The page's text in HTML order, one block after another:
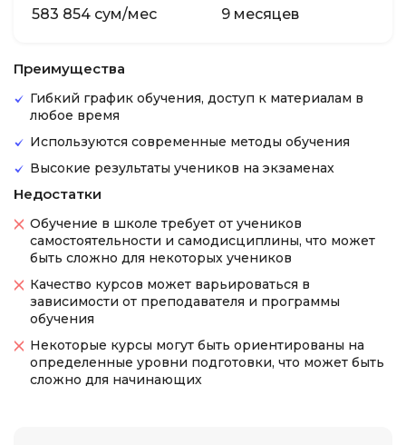
583 854 сум/мес 9 месяцев
Преимущества
Гибкий график обучения, доступ к материалам в
любое время
Используются современные методы обучения
Высокие результаты учеников на экзаменах
Недостатки
Обучение в школе требует от учеников
самостоятельности и самодисциплины, что может
быть сложно для некоторых учеников
Качество курсов может варьироваться в
зависимости от преподавателя и программы
обучения
Некоторые курсы могут быть ориентированы на
определенные уровни подготовки, что может быть
сложно для начинающих